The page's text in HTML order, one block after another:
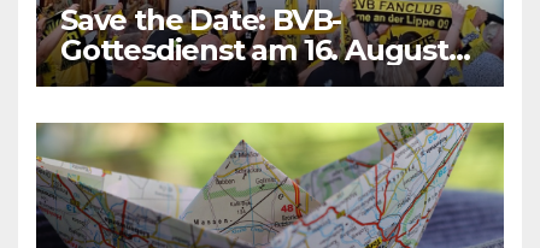
Save the Date: BVB-
Gottesdienst am 16. August
2026